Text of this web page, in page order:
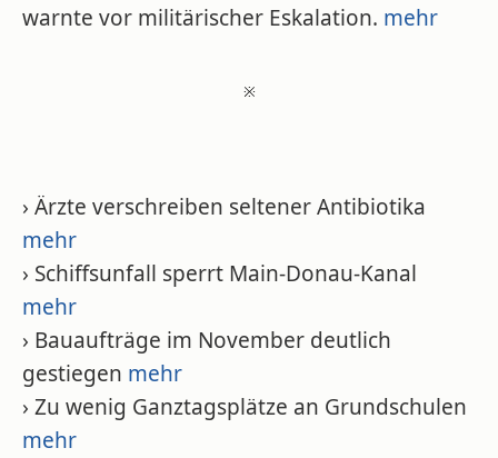
warnte vor militärischer Eskalation. mehr
※
› Ärzte verschreiben seltener Antibiotika
mehr
› Schiffsunfall sperrt Main-Donau-Kanal
mehr
› Bauaufträge im November deutlich
gestiegen mehr
› Zu wenig Ganztagsplätze an Grundschulen
mehr